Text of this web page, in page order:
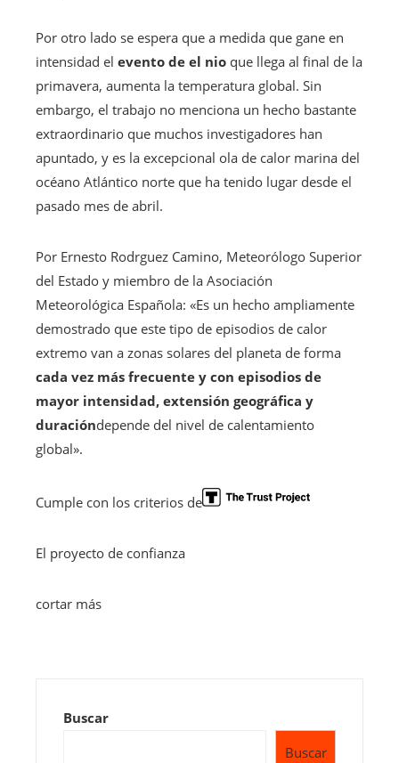
Por otro lado se espera que a medida que gane en
intensidad el evento de el nio que llega al final de la
primavera, aumenta la temperatura global. Sin
embargo, el trabajo no menciona un hecho bastante
extraordinario que muchos investigadores han
apuntado, y es la excepcional ola de calor marina del
océano Atlántico norte que ha tenido lugar desde el
pasado mes de abril.
Por Ernesto Rodrguez Camino, Meteorólogo Superior
del Estado y miembro de la Asociación
Meteorológica Española: «Es un hecho ampliamente
demostrado que este tipo de episodios de calor
extremo van a zonas solares del planeta de forma
cada vez más frecuente y con episodios de
mayor intensidad, extensión geográfica y
duracióndepende del nivel de calentamiento
global».
Cumple con los criterios de
El proyecto de confianza
cortar más
Buscar
Buscar